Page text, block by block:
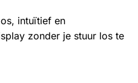
intuïtief en
zonder je stuur los te